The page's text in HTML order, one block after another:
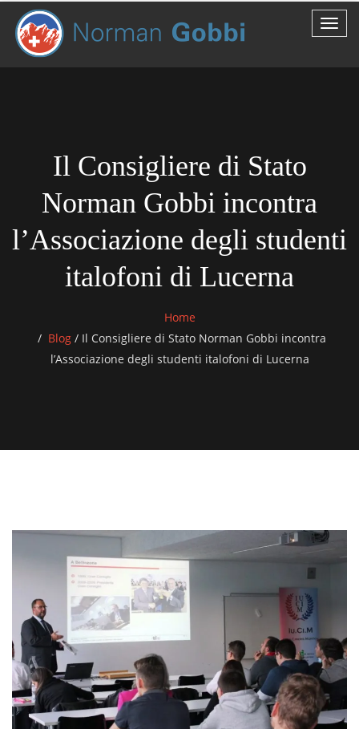
Il Consigliere di Stato
Norman Gobbi incontra
l’Associazione degli studenti
italofoni di Lucerna
Home
Blog /Il Consigliere di Stato Norman Gobbi incontra
l’Associazione degli studenti italofoni di Lucerna